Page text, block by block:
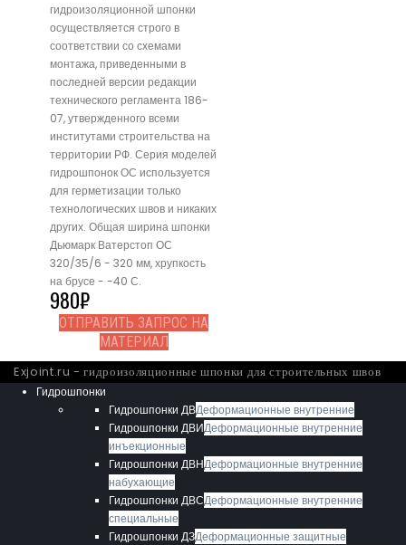
гидроизоляционной шпонки
осуществляется строго в
соответствии со схемами
монтажа, приведенными в
последней версии редакции
технического регламента 186-
07, утвержденного всеми
институтами строительства на
территории РФ. Серия моделей
гидрошпонок ОС используется
для герметизации только
технологических швов и никаких
других. Общая ширина шпонки
Дьюмарк Ватерстоп ОС
320/35/6 - 320 мм, хрупкость
на брусе - -40 С.
980₽
ОТПРАВИТЬ ЗАПРОС НА
МАТЕРИАЛ
Exjoint.ru - гидроизоляционные шпонки для строительных швов
Гидрошпонки
Гидрошпонки ДВДеформационные внутренние
Гидрошпонки ДВИДеформационные внутренние
инъекционные
Гидрошпонки ДВНДеформационные внутренние
набухающие
Гидрошпонки ДВСДеформационные внутренние
специальные
Гидрошпонки ДЗДеформационные защитные